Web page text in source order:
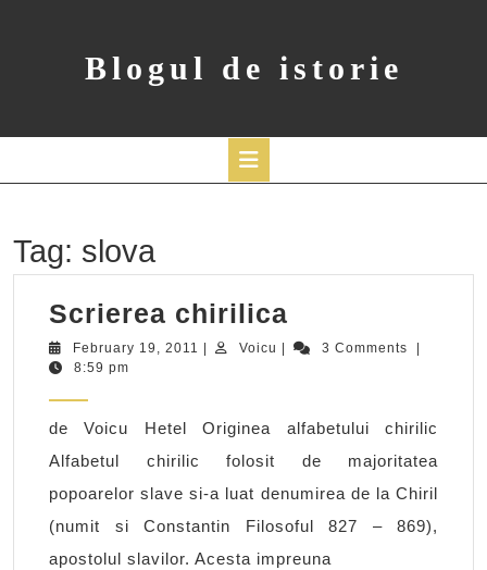
Blogul de istorie
Tag: slova
Scrierea chirilica
chirilica
February 19, 2011 FebruaryVoicu Voicu 3 Comments
8:59 pm
de Voicu Hetel Originea alfabetului chirilic
Alfabetul chirilic folosit de majoritatea
popoarelor slave si-a luat denumirea de la Chiril
(numit si Constantin Filosoful 827 – 869),
apostolul slavilor. Acesta impreuna